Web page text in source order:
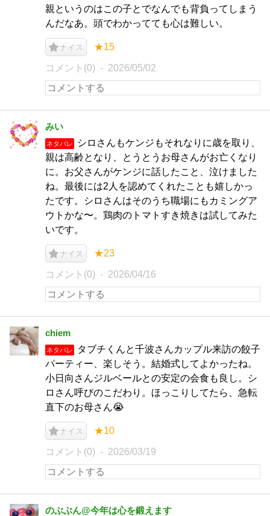
親というのはこの子とでなんでも背負ってしまう
んだなあ。頭でわかってても心は難しい。
ナイス ★15
コメント(0) 2026/05/02
みい
ネタバレ
シロさんもケンジもそれなりに歳を取り、
親は高齢となり、とうとうお母さんがお亡くなり
に。お父さんがケンジに話したこと、泣けました
ね。最後には2人を認めてくれたことも嬉しかっ
たです。シロさんはそのうち職場にもカミングア
ウトかな〜。鶏肉のトマトすき焼きは試してみた
いです。
ナイス ★23
コメント(0) 2026/04/16
chiem
ネタバレ
タブチくんと千波さんカップル来訪の餃子
パーティー、楽しそう。結婚式してよかったね。
小日向さんジルベールとの安定の会食も良し。シ
ロさん呼びのこだわり。ほっこりしてたら、急転
直下のお母さん😭
ナイス ★10
コメント(0) 2026/03/19
のぶぶん@今年は心を鍛えます